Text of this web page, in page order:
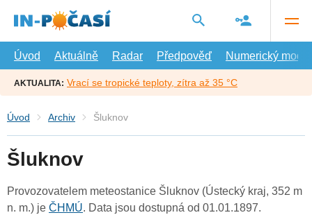
hlavní
Úvod
Aktuálně Radar Předpověď Numerický model
AKTUALITA: Vrací se tropické teploty, zítra až 35 °C
Úvod Archiv Šluknov
Šluknov
Provozovatelem meteostanice Šluknov (Ústecký kraj, 352 m
n. m.) je ČHMÚ. Data jsou dostupná od 01.01.1897.